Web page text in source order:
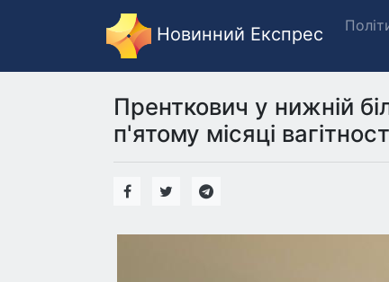
Новинний Експрес
Пренткович у нижній
п'ятому місяці